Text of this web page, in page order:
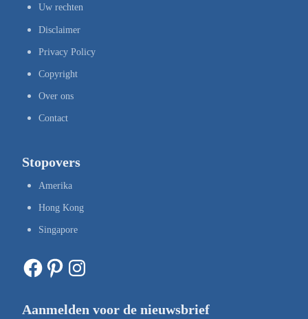
Uw rechten
Disclaimer
Privacy Policy
Copyright
Over ons
Contact
Stopovers
Amerika
Hong Kong
Singapore
Facebook Pinterest Instagram
Aanmelden voor de nieuwsbrief